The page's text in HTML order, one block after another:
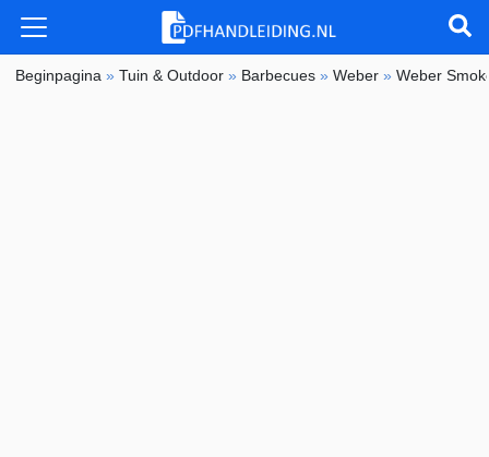
Beginpagina »Tuin & Outdoor » Barbecues »Weber »Weber